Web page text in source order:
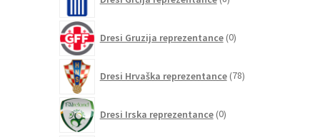
izdelkov
Dresi Gruzija reprezentance 0izdelkov
Dresi Hrvaška reprezentance 78izdelkov
Dresi Irska reprezentance 0izdelkov